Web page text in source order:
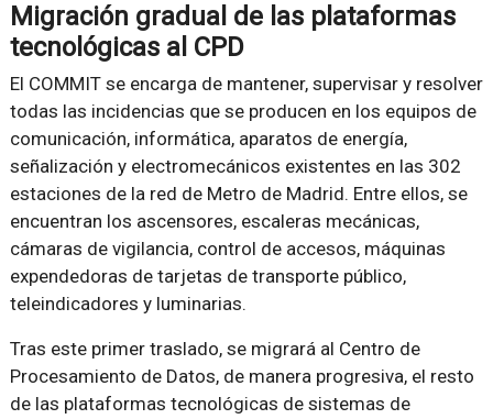
Migración gradual de las plataformas
tecnológicas al CPD
El COMMIT se encarga de mantener, supervisar y resolver
todas las incidencias que se producen en los equipos de
comunicación, informática, aparatos de energía,
señalización y electromecánicos existentes en las 302
estaciones de la red de Metro de Madrid. Entre ellos, se
encuentran los ascensores, escaleras mecánicas,
cámaras de vigilancia, control de accesos, máquinas
expendedoras de tarjetas de transporte público,
teleindicadores y luminarias.
Tras este primer traslado, se migrará al Centro de
Procesamiento de Datos, de manera progresiva, el resto
de las plataformas tecnológicas de sistemas de